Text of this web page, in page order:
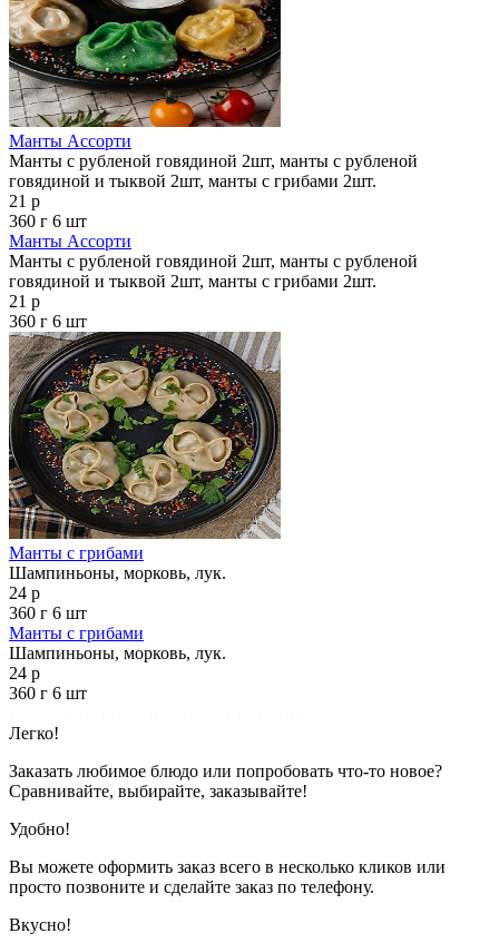
Манты Ассорти
Манты с рубленой говядиной 2шт, манты с рубленой
говядиной и тыквой 2шт, манты с грибами 2шт.
21 р
360 г 6 шт
Манты Ассорти
Манты с рубленой говядиной 2шт, манты с рубленой
говядиной и тыквой 2шт, манты с грибами 2шт.
21 р
360 г 6 шт
Манты с грибами
Шампиньоны, морковь, лук.
24 р
360 г 6 шт
Манты с грибами
Шампиньоны, морковь, лук.
24 р
360 г 6 шт
Легко!
Заказать любимое блюдо или попробовать что-то новое?
Сравнивайте, выбирайте, заказывайте!
Удобно!
Вы можете оформить заказ всего в несколько кликов или
просто позвоните и сделайте заказ по телефону.
Вкусно!